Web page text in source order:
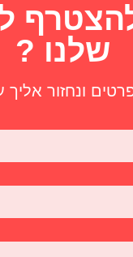
שלנו ?
ונחזור